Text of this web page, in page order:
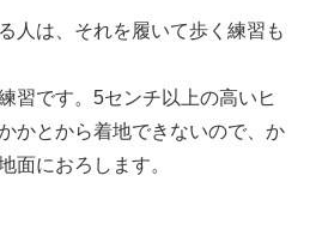
人は、それを履いて歩く練習も
習です。5センチ以上の高いヒ
かとから着地できないので、か
面におろします。